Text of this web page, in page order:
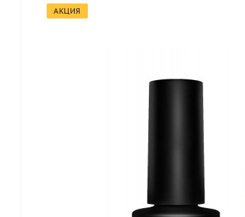
АКЦИЯ